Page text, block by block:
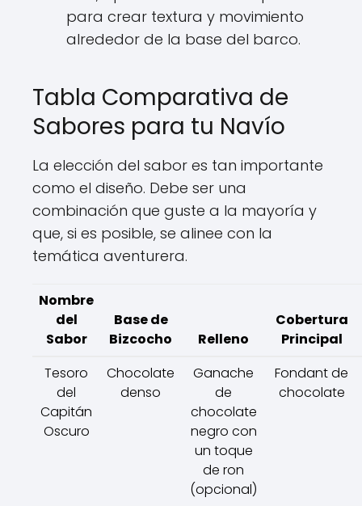
para crear textura y movimiento
alrededor de la base del barco.
Tabla Comparativa de
Sabores para tu Navío
La elección del sabor es tan importante
como el diseño. Debe ser una
combinación que guste a la mayoría y
que, si es posible, se alinee con la
temática aventurera.
Nombre
del
Sabor
Base de
Bizcocho
Relleno
Cobertura
Principal
Tesoro
del
Capitán
Oscuro
Chocolate
denso
Ganache
de
chocolate
negro con
un toque
de ron
(opcional)
Fondant de
chocolate